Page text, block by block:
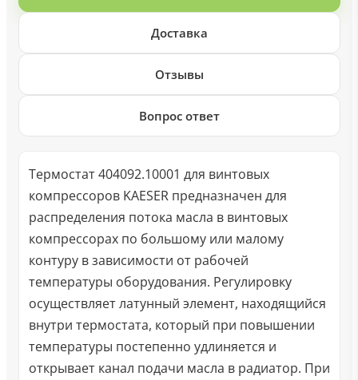
Доставка
Отзывы
Вопрос ответ
Термостат 404092.10001 для винтовых
компрессоров KAESER предназначен для
распределения потока масла в винтовых
компрессорах по большому или малому
контуру в зависимости от рабочей
температуры оборудования. Регулировку
осуществляет латунный элемент, находящийся
внутри термостата, который при повышении
температуры постепенно удлиняется и
открывает канал подачи масла в радиатор. При